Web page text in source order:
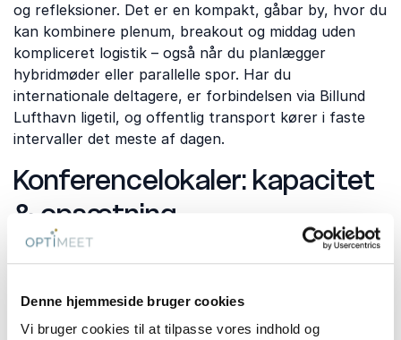
Denne hjemmeside bruger cookies
Vi bruger cookies til at tilpasse vores indhold og
og refleksioner. Det er en kompakt, gåbar by, hvor du
kan kombinere plenum, breakout og middag uden
kompliceret logistik – også når du planlægger
hybridmøder eller parallelle spor. Har du
internationale deltagere, er forbindelsen via Billund
Lufthavn ligetil, og offentlig transport kører i faste
intervaller det meste af dagen.
Konferencelokaler: kapacitet
& opsætning
I Kolding finder du alt fra intime møderum til store
plenumsale med klassiske opsætninger som biograf,
muligheder tæt på. Lokalerne er typisk udstyret med
projektor/skærm, lyd, whiteboard og stabile